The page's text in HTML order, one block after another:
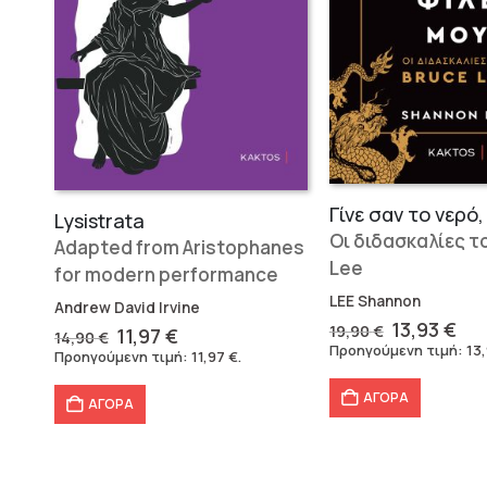
Lysistrata
Adapted from Aristophanes
for modern performance
Andrew David Irvine
14,90€ Original
price
14,90 €.
11,97€
τρέχουσα
Προηγούμενη τιμή: 11,97 €.
ΑΓΟΡΑ
Γίνε σαν το
Οι διδασκαλίες
Lee
LEE Shannon
19,90€ Original
price
was:
19,90 €.
13,93 €Η
Προηγούμενη τιμή:
ΑΓΟΡΑ